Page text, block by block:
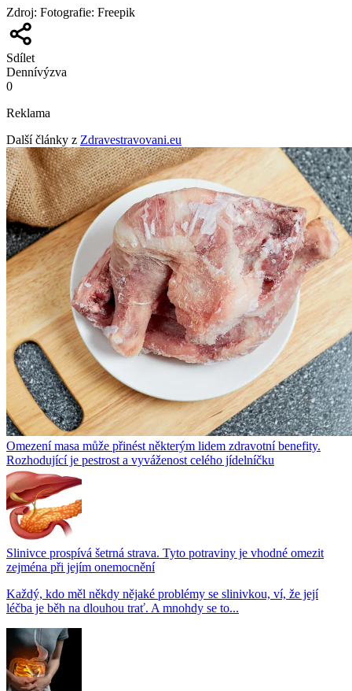
Zdroj: Fotografie: Freepik
Sdílet
Dennívýzva
0
Reklama
Další články z Zdravestravovani.eu
Omezení masa může přinést některým lidem zdravotní benefity.
Rozhodující je pestrost a vyváženost celého jídelníčku
Slinivce prospívá šetrná strava. Tyto potraviny je vhodné omezit
zejména při jejím onemocnění
Každý, kdo měl někdy nějaké problémy se slinivkou, ví, že její
léčba je běh na dlouhou trať. A mnohdy se to...